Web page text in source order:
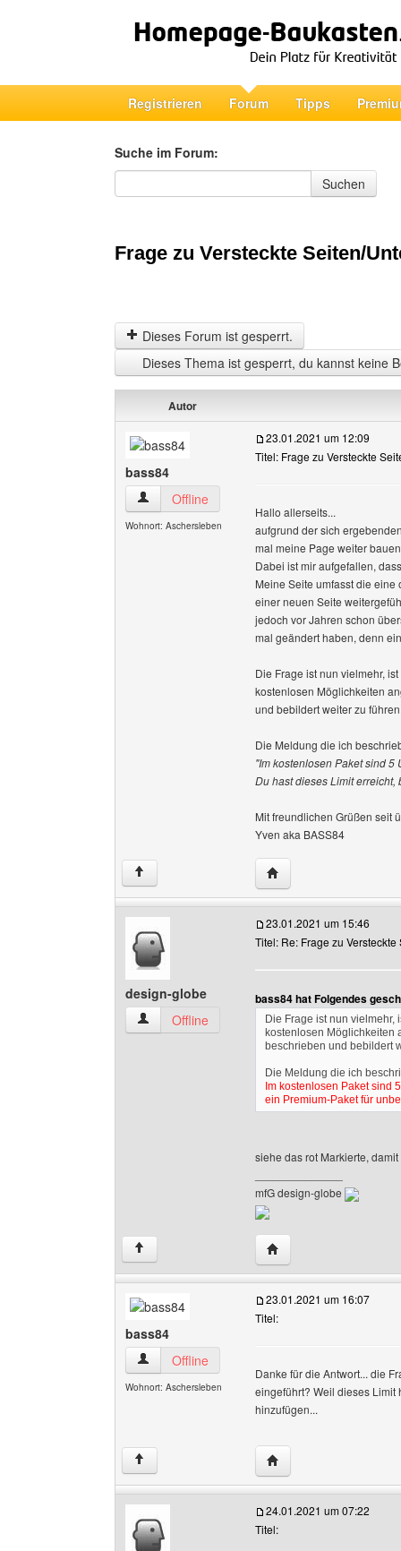
Registrieren Forum Tipps
Suche im Forum:
Suche im Forum
Suchen
Frage zu Versteckte Seiten/
Dieses Forum ist gesperrt.
Dieses Thema ist gesperrt, du kannst keine
Autor
bass84
bass84 Benutzer-Profile anzeigen
Offline
Wohnort: Aschersleben
23.01.2021 um 12:09
Titel: Frage zu Versteckte
Hallo allerseits...
aufgrund der sich
mal meine Page weiter
Dabei ist mir aufgefallen,
Meine Seite umfasst die
einer neuen Seite
jedoch vor Jahren schon
mal geändert haben, denn
Die Frage ist nun vielmehr,
kostenlosen Möglichkeiten
und bebildert weiter zu
Die Meldung die ich
"Im kostenlosen Paket sind 5
Du hast dieses Limit
Mit freundlichen Grüßen seit
Yven aka BASS84
↑ Website dieses
design-globe
design-globe Benutzer-Profile anzeigen
Offline
23.01.2021 um 15:46
Titel: Re: Frage zu
bass84 hat Folgendes
Die Frage ist nun
kostenlosen Möglichkeiten
beschrieben und bebildert
Die Meldung die ich
Im kostenlosen Paket sind
ein Premium-Paket für
siehe das rot Markierte,
mfG design-globe
↑ Website dieses
bass84
bass84 Benutzer-Profile anzeigen
Offline
Wohnort: Aschersleben
23.01.2021 um 16:07
Titel:
Danke für die Antwort... die
eingeführt? Weil dieses Limit
hinzufügen...
↑ Website dieses
24.01.2021 um 07:22
Titel: